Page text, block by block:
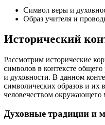
Символ веры и
Образ учителя и
Исторический
Рассмотрим исторические
символов в контексте общего
и духовности. В данном
символических образов и их
человечеством окружающего
Духовные традиции и